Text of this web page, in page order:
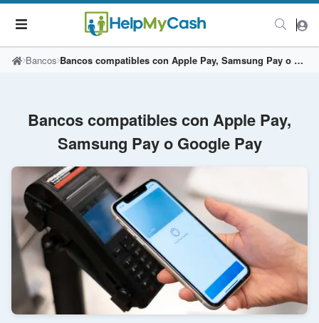
Bancos Bancos compatibles con Apple Pay, Samsung Pay o Google Pay
Bancos compatibles con Apple Pay,
Samsung Pay o Google Pay